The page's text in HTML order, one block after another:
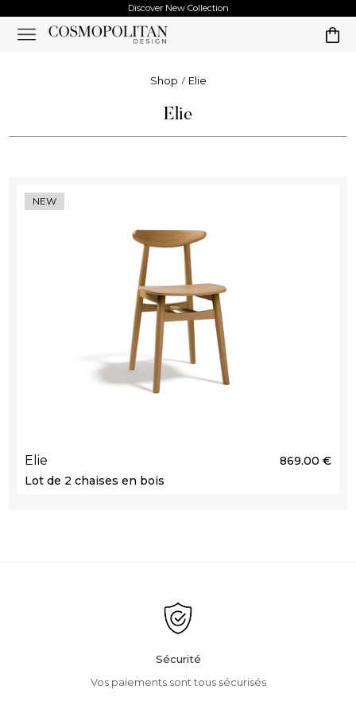
Discover New Collection
Shop Elie
Elie
NEW
Elie
869.00 €
Lot de 2 chaises en bois
Sécurité
Vos paiements sont tous sécurisés